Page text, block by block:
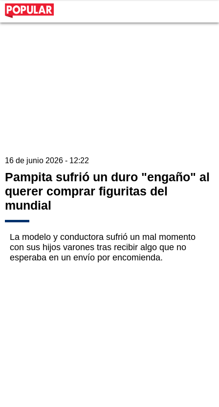
16 de junio 2026 - 12:22
Pampita sufrió un duro "engaño" al
querer comprar figuritas del
mundial
La modelo y conductora sufrió un mal momento
con sus hijos varones tras recibir algo que no
esperaba en un envío por encomienda.